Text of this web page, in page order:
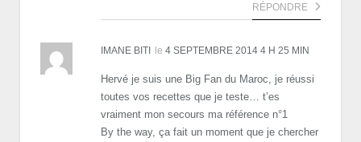
RÉPONDRE
IMANE BITI le 4 SEPTEMBRE 2014 4 H 25 MIN
Hervé je suis une Big Fan du Maroc, je réussi
toutes vos recettes que je teste… t’es
vraiment mon secours ma référence n°1
By the way, ça fait un moment que je chercher